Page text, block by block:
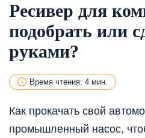
Ресивер для
подобрать или
руками?
Время чтения: 4 мин.
Как прокачать свой
промышленный насос,